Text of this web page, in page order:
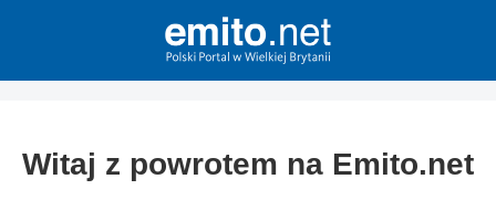
Witaj z powrotem na Emito.net